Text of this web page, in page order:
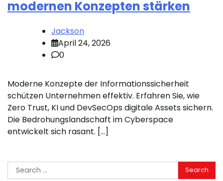
modernen Konzepten stärken
Jackson
April 24, 2026
0
Moderne Konzepte der Informationssicherheit
schützen Unternehmen effektiv. Erfahren Sie, wie
Zero Trust, KI und DevSecOps digitale Assets sichern.
Die Bedrohungslandschaft im Cyberspace
entwickelt sich rasant. […]
Search
for: